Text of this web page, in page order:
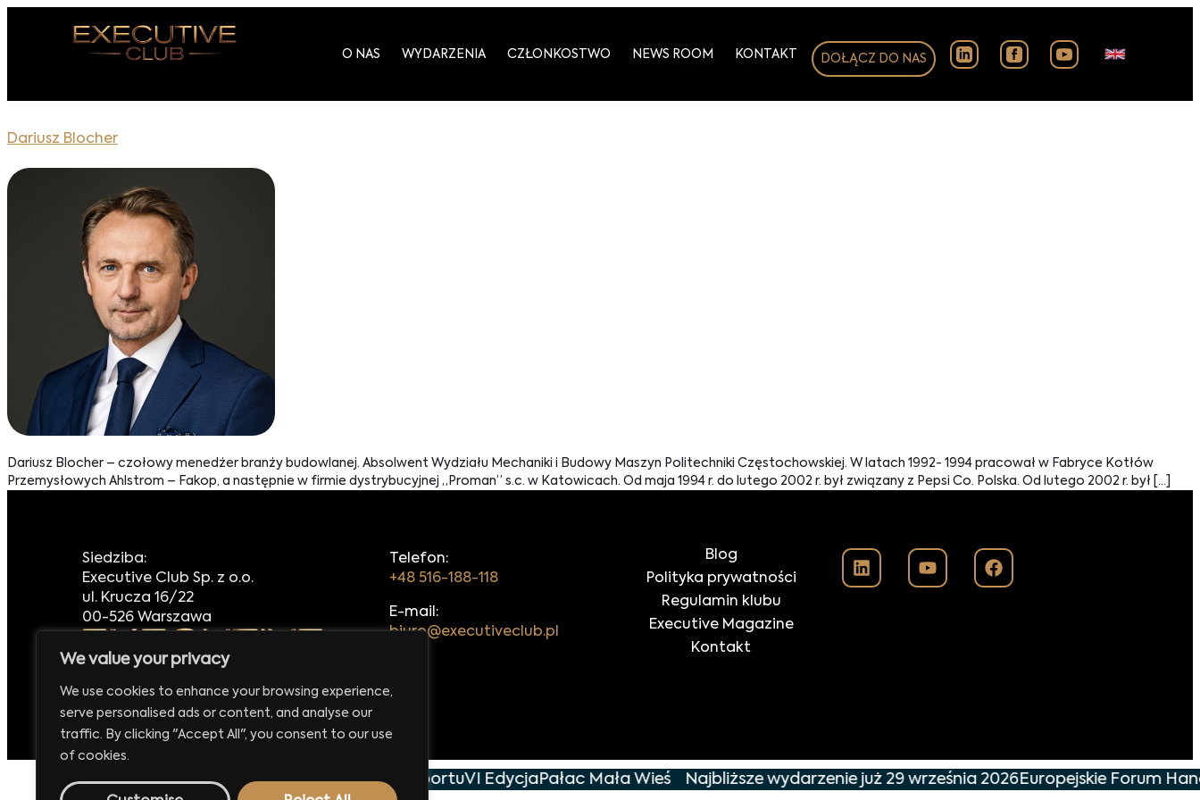
We value your privacy
We use cookies to enhance your browsing experience,
serve personalised ads or content, and analyse our
traffic. By clicking "Accept All", you consent to our use
of cookies.
O NAS WYDARZENIA CZŁONKOSTWO NEWS ROOM KONTAKT DOŁĄCZ DO NAS
Dariusz Blocher
Dariusz Blocher – czołowy menedżer branży budowlanej. Absolwent Wydziału Mechaniki i Budowy Maszyn Politechniki Częstochowskiej. W latach 1992- 1994 pracował w Fabryce Kotłów
Przemysłowych Ahlstrom – Fakop, a następnie w firmie dystrybucyjnej „Proman” s.c. w Katowicach. Od maja 1994 r. do lutego 2002 r. był związany z Pepsi Co. Polska. Od lutego 2002 r. był […]
Siedziba:
Executive Club Sp. z o.o.
ul. Krucza 16/22
00-526 Warszawa
Telefon:
+48 516-188-118
E-mail:
biuro@executiveclub.pl
Blog
Polityka prywatności
Regulamin klubu
Executive Magazine
Kontakt
Made by
już 29 września 2026Europejskie Forum Handlu i EksportuVI EdycjaPałac Mała Wieś Najbliższe wydarzenie już 29 września 2026Europejskie Forum